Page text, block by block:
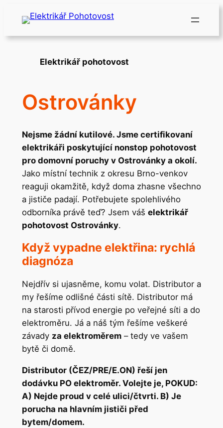
Přeskočit
obsah
Elektrikář pohotovost
Ostrovánky
Nejsme žádní kutilové. Jsme certifikovaní
elektrikáři poskytující nonstop pohotovost
pro domovní poruchy v Ostrovánky a okolí.
Jako místní technik z okresu Brno-venkov
reaguji okamžitě, když doma zhasne všechno
a jističe padají. Potřebujete spolehlivého
odborníka právě teď? Jsem váš elektrikář
pohotovost Ostrovánky.
Když vypadne elektřina: rychlá
diagnóza
Nejdřív si ujasněme, komu volat. Distributor a
my řešíme odlišné části sítě. Distributor má
na starosti přívod energie po veřejné síti a do
elektroměru. Já a náš tým řešíme veškeré
závady za elektroměrem– tedy ve vašem
bytě či domě.
Distributor (ČEZ/PRE/E.ON) řeší jen
dodávku PO elektroměr. Volejte je, POKUD:
A) Nejde proud v celé ulici/čtvrti. B) Je
porucha na hlavním jističi před
bytem/domem.